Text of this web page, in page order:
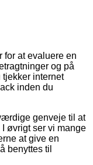
for at evaluere en
og på
internet
inden du
genveje til at
øvrigt ser vi mange
at give en
benyttes til